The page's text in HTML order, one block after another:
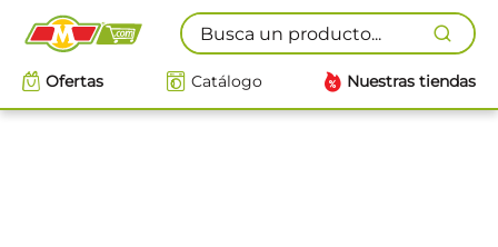
Busca un producto...
Ofertas Catálogo Nuestras tiendas